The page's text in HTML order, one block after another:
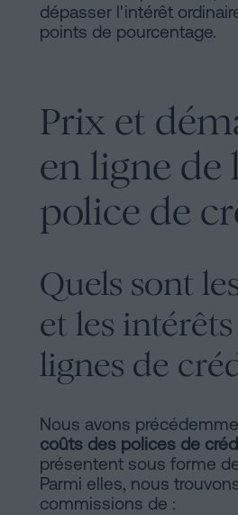
dépasser l'intérêt
points de pourcentage.
Prix et
en ligne de
police de
Quels sont
et les
lignes de
Nous avons
coûts des polices de
présentent sous forme
Parmi elles, nous
commissions de :